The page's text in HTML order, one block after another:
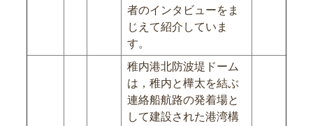
者のインタビューをま
じえて紹介していま
す。
稚内港北防波堤ドーム
は，稚内と樺太を結ぶ
連絡船航路の発着場と
して建設された港湾構